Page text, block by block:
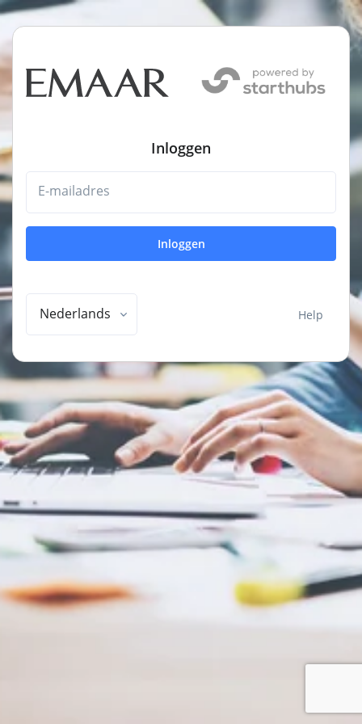
Inloggen
E-mailadres
Inloggen
Nederlands Help